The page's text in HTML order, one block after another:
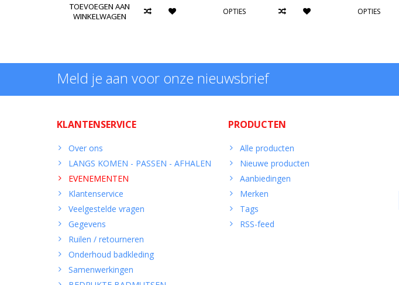
TOEVOEGEN AAN
WINKELWAGEN
OPTIES OPTIES
Meld je aan voor onze nieuwsbrief
KLANTENSERVICE
Over ons
LANGS KOMEN - PASSEN - AFHALEN
EVENEMENTEN
Klantenservice
Veelgestelde vragen
Gegevens
Ruilen / retourneren
Onderhoud badkleding
Samenwerkingen
PRODUCTEN
Alle producten
Nieuwe producten
Aanbiedingen
Merken
Tags
RSS-feed